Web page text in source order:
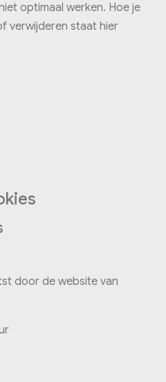
optimaal werken. Hoe je
verwijderen staat hier
door de website van